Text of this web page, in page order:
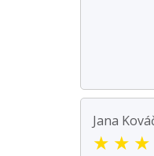
Jana
★ ★ ★